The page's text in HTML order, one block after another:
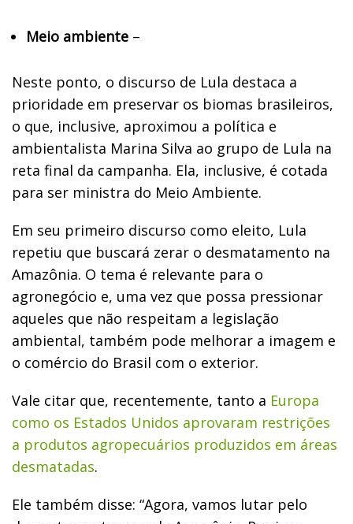
Meio ambiente –
Neste ponto, o discurso de Lula destaca a
prioridade em preservar os biomas brasileiros,
o que, inclusive, aproximou a política e
ambientalista Marina Silva ao grupo de Lula na
reta final da campanha. Ela, inclusive, é cotada
para ser ministra do Meio Ambiente.
Em seu primeiro discurso como eleito, Lula
repetiu que buscará zerar o desmatamento na
Amazônia. O tema é relevante para o
agronegócio e, uma vez que possa pressionar
aqueles que não respeitam a legislação
ambiental, também pode melhorar a imagem e
o comércio do Brasil com o exterior.
Vale citar que, recentemente, tanto a Europa
como os Estados Unidos aprovaram restrições
a produtos agropecuários produzidos em áreas
desmatadas.
Ele também disse: “Agora, vamos lutar pelo